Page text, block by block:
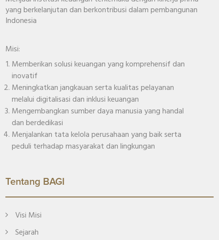
yang berkelanjutan dan berkontribusi dalam pembangunan
Indonesia
Misi:
Memberikan solusi keuangan yang komprehensif dan
inovatif
Meningkatkan jangkauan serta kualitas pelayanan
melalui digitalisasi dan inklusi keuangan
Mengembangkan sumber daya manusia yang handal
dan berdedikasi
Menjalankan tata kelola perusahaan yang baik serta
peduli terhadap masyarakat dan lingkungan
Tentang BAGI
Visi Misi
Sejarah